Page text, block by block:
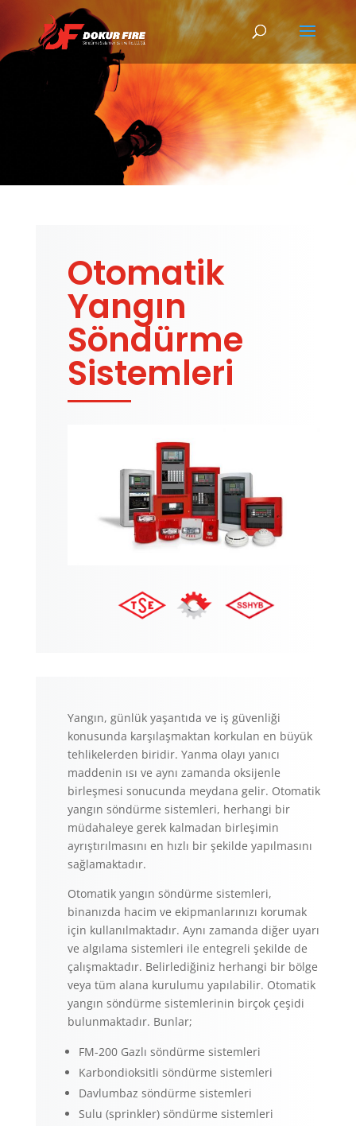
Hizmetler
Otomatik
Yangın
Söndürme
Sistemleri
Yangın, günlük yaşantıda ve iş güvenliği
konusunda karşılaşmaktan korkulan en büyük
tehlikelerden biridir. Yanma olayı yanıcı
maddenin ısı ve aynı zamanda oksijenle
birleşmesi sonucunda meydana gelir. Otomatik
yangın söndürme sistemleri, herhangi bir
müdahaleye gerek kalmadan birleşimin
ayrıştırılmasını en hızlı bir şekilde yapılmasını
sağlamaktadır.
Otomatik yangın söndürme sistemleri,
binanızda hacim ve ekipmanlarınızı korumak
için kullanılmaktadır. Aynı zamanda diğer uyarı
ve algılama sistemleri ile entegreli şekilde de
çalışmaktadır. Belirlediğiniz herhangi bir bölge
veya tüm alana kurulumu yapılabilir. Otomatik
yangın söndürme sistemlerinin birçok çeşidi
bulunmaktadır. Bunlar;
FM-200 Gazlı söndürme sistemleri
Karbondioksitli söndürme sistemleri
Davlumbaz söndürme sistemleri
Sulu (sprinkler) söndürme sistemleri